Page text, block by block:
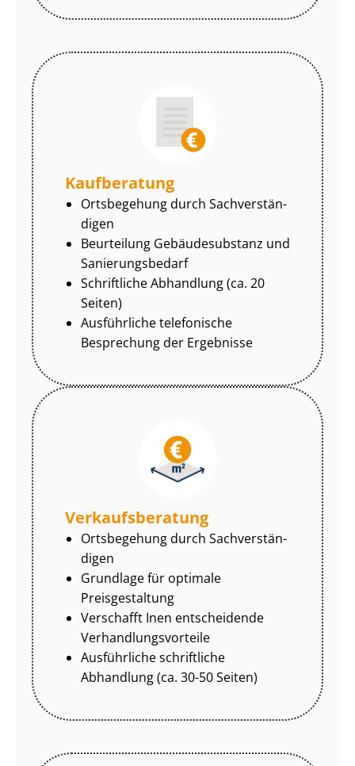
Kaufberatung
Ortsbegehung durch Sach­ver­stän­
di­gen
Beurteilung Gebäudesubstanz und
Sa­nie­rungs­be­darf
Schriftliche Abhandlung (ca. 20
Seiten)
Ausführliche telefonische
Besprechung der Ergebnisse
Ver­kaufs­be­ra­tung
Ortsbegehung durch Sach­ver­stän­
di­gen
Grundlage für optimale
Preisgestaltung
Verschafft Inen entscheidende
Ver­hand­lungs­vor­tei­le
Ausführliche schriftliche
Abhandlung (ca. 30-50 Seiten)